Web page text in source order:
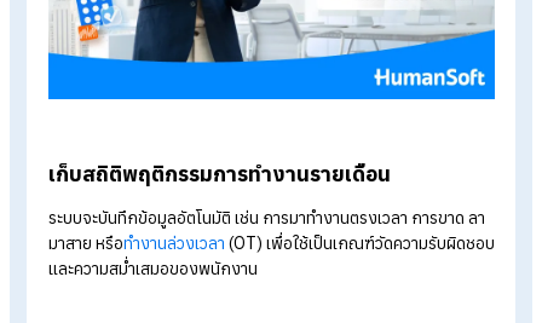
KPI Profile ไม่ได้เป็นเพียงเครื่องมือเก็บคะแนนผลงาน แต่ยังช่วย
HR และหัวหน้างานมองเห็นภาพรวมของการทำงานพนักงานทั้งปี
อย่างแม่นยำ โดยมีฟังก์ชันที่ออกแบบมาเพื่อประเมินได้รอบด้าน ดั